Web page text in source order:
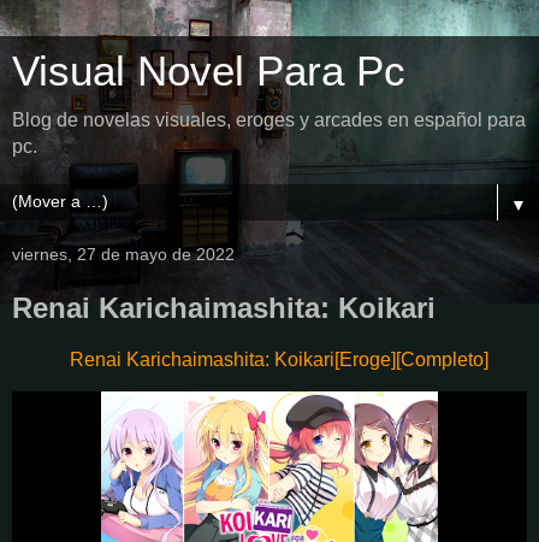
Visual Novel Para Pc
Blog de novelas visuales, eroges y arcades en español para
pc.
▼
viernes, 27 de mayo de 2022
Renai Karichaimashita: Koikari
Renai Karichaimashita: Koikari[Eroge][Completo]